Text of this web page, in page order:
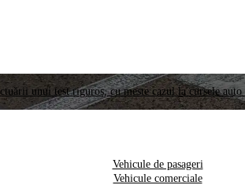
unui test riguros, cu meste cazul la cursele
Vehicule de pasageri
Vehicule comerciale